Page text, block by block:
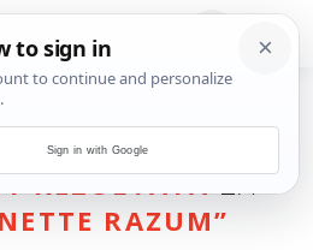
REZULTATAZA
RAZUM”
Sign in with Google